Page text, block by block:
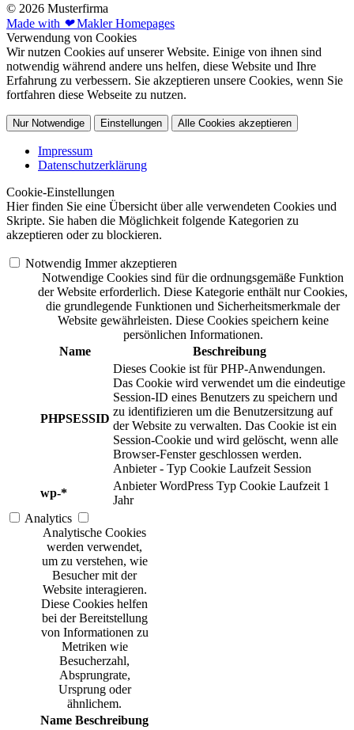
© 2026 Musterfirma
Made with ❤Makler Homepages
Verwendung von Cookies
Wir nutzen Cookies auf unserer Website. Einige von ihnen sind
notwendig während andere uns helfen, diese Website und Ihre
Erfahrung zu verbessern. Sie akzeptieren unsere Cookies, wenn Sie
fortfahren diese Webseite zu nutzen.
Nur Notwendige Einstellungen Alle Cookies akzeptieren
Impressum
Datenschutzerklärung
Cookie-Einstellungen
Hier finden Sie eine Übersicht über alle verwendeten Cookies und
Skripte. Sie haben die Möglichkeit folgende Kategorien zu
akzeptieren oder zu blockieren.
Notwendig Immer akzeptieren
Notwendige Cookies sind für die ordnungsgemäße Funktion
der Website erforderlich. Diese Kategorie enthält nur Cookies,
die grundlegende Funktionen und Sicherheitsmerkmale der
Website gewährleisten. Diese Cookies speichern keine
persönlichen Informationen.
Name
Beschreibung
PHPSESSID
Dieses Cookie ist für PHP-Anwendungen.
Das Cookie wird verwendet um die eindeutige
Session-ID eines Benutzers zu speichern und
zu identifizieren um die Benutzersitzung auf
der Website zu verwalten. Das Cookie ist ein
Session-Cookie und wird gelöscht, wenn alle
Browser-Fenster geschlossen werden.
Anbieter - Typ Cookie Laufzeit Session
wp-*
Anbieter WordPress Typ Cookie Laufzeit 1
Jahr
Analytics
Analytische Cookies
werden verwendet,
um zu verstehen, wie
Besucher mit der
Website interagieren.
Diese Cookies helfen
bei der Bereitstellung
von Informationen zu
Metriken wie
Besucherzahl,
Absprungrate,
Ursprung oder
ähnlichem.
Name Beschreibung